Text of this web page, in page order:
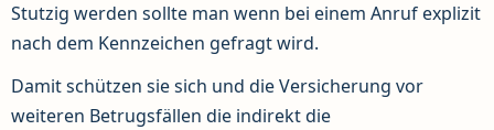
Stutzig werden sollte man wenn bei einem Anruf explizit
nach dem Kennzeichen gefragt wird.
Damit schützen sie sich und die Versicherung vor
weiteren Betrugsfällen die indirekt die